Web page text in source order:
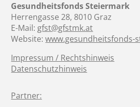
Gesundheitsfonds Steiermark
Herrengasse 28, 8010 Graz
E-Mail: gfst@gfstmk.at
Website:www.gesundheitsfonds-
Impressum / Rechtshinweis
Datenschutzhinweis
Partner: